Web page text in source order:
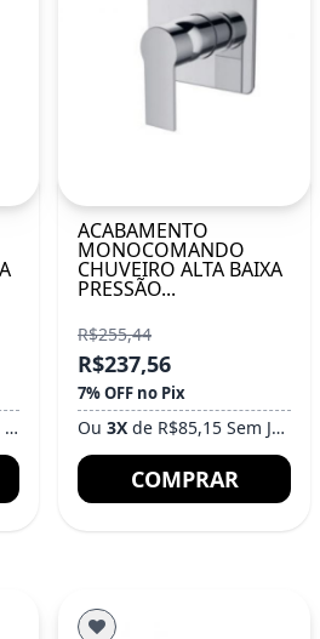
ACABAMENTO
MONOCOMANDO
CHUVEIRO ALTA BAIXA
PRESSÃO...
R$255,44
R$237,56
7% OFF no Pix
Ou 3X de R$85,15 Sem Juros
COMPRAR